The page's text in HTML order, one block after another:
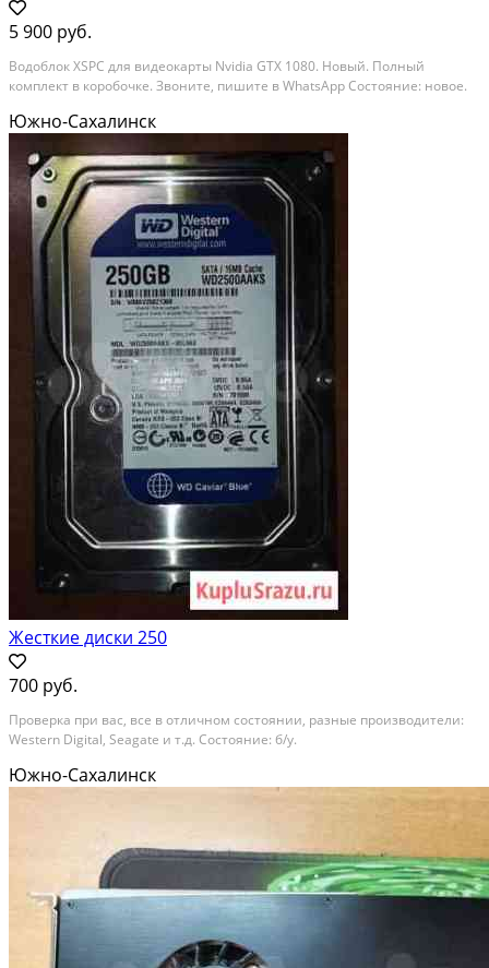
5 900 руб.
Водоблок XSPC для видеокарты Nvidia GTX 1080. Новый. Полный
комплект в коробочке. Звоните, пишите в WhatsApp Состояние: новое.
Южно-Сахалинск
Жесткие диски 250
700 руб.
Проверка при вас, все в отличном состоянии, разные производители:
Western Digital, Seagate и т.д. Состояние: б/у.
Южно-Сахалинск